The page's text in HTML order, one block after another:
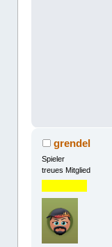
grendel
Spieler
treues Mitglied